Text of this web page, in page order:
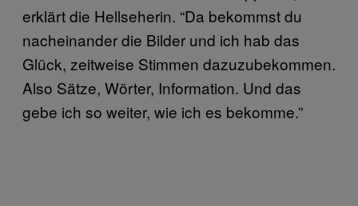
erklärt die Hellseherin. “Da bekommst du
nacheinander die Bilder und ich hab das
Glück, zeitweise Stimmen dazuzubekommen.
Also Sätze, Wörter, Information. Und das
gebe ich so weiter, wie ich es bekomme.”